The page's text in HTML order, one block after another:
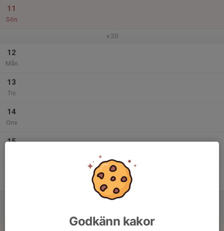
11
Sön
v.20
12
Mån
13
Tis
14
Ons
15
Godkänn kakor